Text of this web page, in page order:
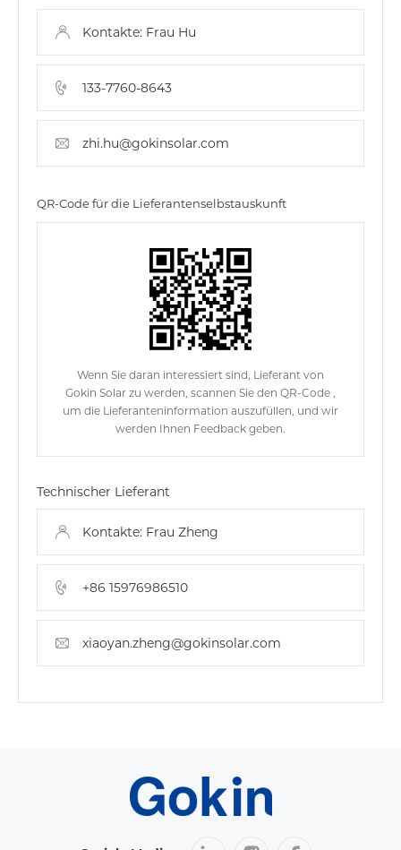
Kontakte: Frau Hu
133-7760-8643
zhi.hu@gokinsolar.com
QR-Code für die Lieferantenselbstauskunft
Wenn Sie daran interessiert sind, Lieferant von
Gokin Solar zu werden, scannen Sie den QR-Code ,
um die Lieferanteninformation auszufüllen, und wir
werden Ihnen Feedback geben.
Technischer Lieferant
Kontakte: Frau Zheng
+86 15976986510
xiaoyan.zheng@gokinsolar.com